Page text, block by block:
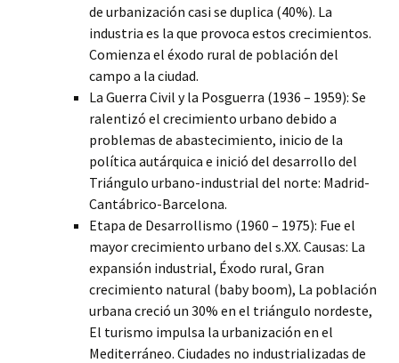
de urbanización casi se duplica (40%). La
industria es la que provoca estos crecimientos.
Comienza el éxodo rural de población del
campo a la ciudad.
La Guerra Civil y la Posguerra (1936 – 1959): Se
ralentizó el crecimiento urbano debido a
problemas de abastecimiento, inicio de la
política autárquica e inició del desarrollo del
Triángulo urbano-industrial del norte: Madrid-
Cantábrico-Barcelona.
Etapa de Desarrollismo (1960 – 1975): Fue el
mayor crecimiento urbano del s.XX. Causas: La
expansión industrial, Éxodo rural, Gran
crecimiento natural (baby boom), La población
urbana creció un 30% en el triángulo nordeste,
El turismo impulsa la urbanización en el
Mediterráneo. Ciudades no industrializadas de